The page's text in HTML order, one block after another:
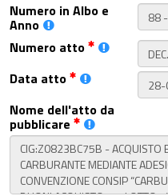
Numero in Albo e
Anno
Numero atto
Data atto
Nome dell'atto da
pubblicare